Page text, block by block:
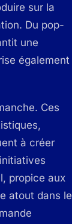
sur la
Du pop-
une
également
Ces
à créer
propice aux
atout dans le